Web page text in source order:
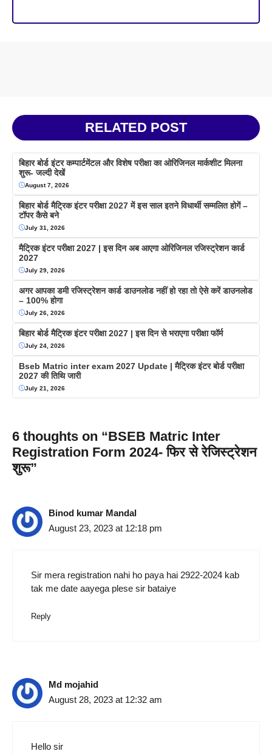
RELATED POST
बिहार बोर्ड इंटर कम्पार्टमेंटल और विशेष परीक्षा का ओरिजिनल मार्कशीट मिलना
शुरू- जल्दी देखें
August 7, 2026
बिहार बोर्ड मैट्रिक इंटर परीक्षा 2027 में इस साल इतने विधार्थी सम्मलित होगें –
टॉपर कैसे बने
July 31, 2026
मैट्रिक इंटर परीक्षा 2027 | इस दिन अब आएगा ओरिजिनल रजिस्ट्रेशन कार्ड
2027
July 29, 2026
अगर आपका डमी रजिस्ट्रेशन कार्ड डाउनलोड नहीं हो रहा तो ऐसे करें डाउनलोड
– 100% होगा
July 26, 2026
बिहार बोर्ड मैट्रिक इंटर परीक्षा 2027 | इस दिन से भराएगा परीक्षा फॉर्म
July 24, 2026
Bseb Matric inter exam 2027 Update | मैट्रिक इंटर बोर्ड परीक्षा
2027 की तिथि जारी
July 21, 2026
6 thoughts on “BSEB Matric Inter
Registration Form 2024- फिर से रेजिस्ट्रेशन
शुरू”
Binod kumar Mandal
August 23, 2023 at 12:18 pm
Sir mera registration nahi ho paya hai 2922-2024 kab
tak me date aayega plese sir bataiye
Reply
Md mojahid
August 28, 2023 at 12:32 am
Hello sir